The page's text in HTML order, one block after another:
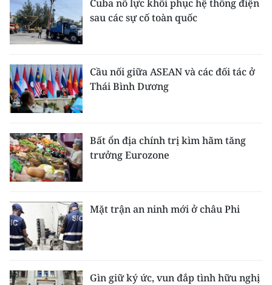
Cuba nỗ lực khôi phục hệ thống điện
sau các sự cố toàn quốc
Cầu nối giữa ASEAN và các đối tác ở
Thái Bình Dương
Bất ổn địa chính trị kìm hãm tăng
trưởng Eurozone
Mặt trận an ninh mới ở châu Phi
Gìn giữ ký ức, vun đắp tình hữu nghị